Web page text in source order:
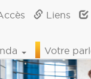
Liens
Votre